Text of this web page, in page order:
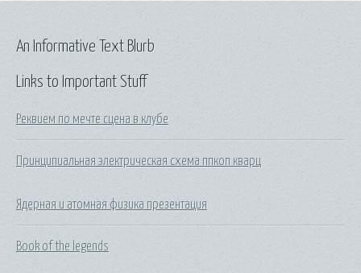
Links to Important Stuff
Реквием по мечте сцена в клубе
Принципиальная электрическая схема ппкоп кварц
Ядерная и атомная физика презентация
Book of the legends
An Informative Text Blurb